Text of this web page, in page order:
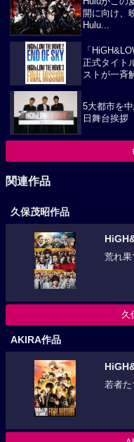
開に向け、
Hulu...
「
正式タイト
ストが一斉
5大都市を
日舞台挨拶
関連作品
久保茂昭作品
荒れ果
久
AKIRA作品
若者た